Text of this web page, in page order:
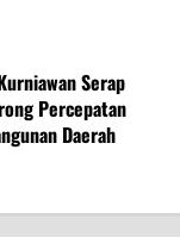
Serap
Percepatan
Daerah